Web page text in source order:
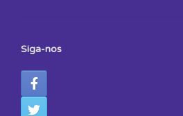
Siga-nos